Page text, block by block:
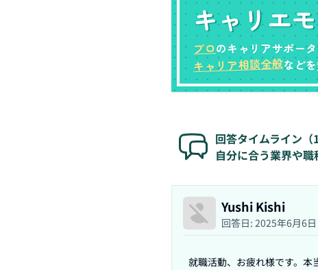
キャリエ
プロのキャリアサポー
キャリア相談全般などを
回答タイムライン（
自分に合う業界や
Yushi Kishi
回答日: 2025年6月6日
就職活動、お疲れ様です。本